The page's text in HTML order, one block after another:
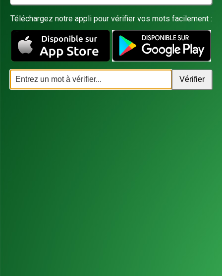
Téléchargez notre appli pour vérifier vos mots facilement :